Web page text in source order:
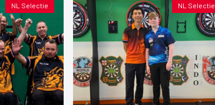
NL Selectie NL Selectie